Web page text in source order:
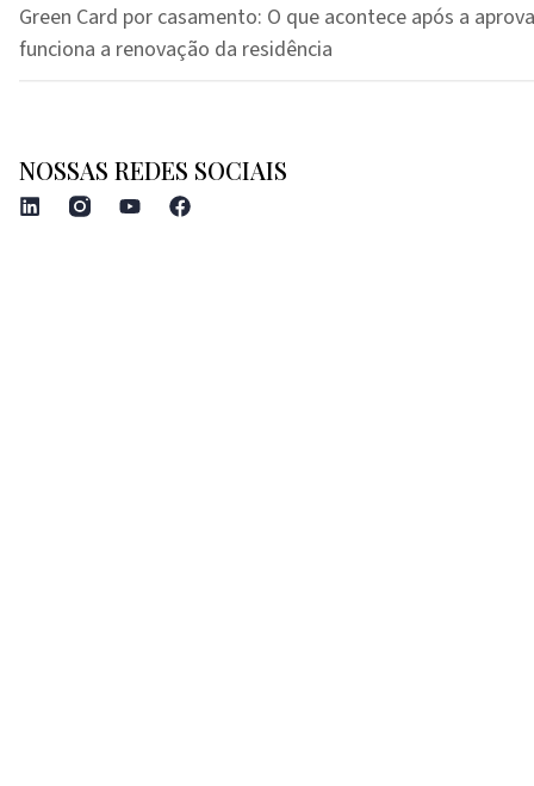
Green Card por casamento: O que acontece após a
funciona a renovação da residência
NOSSAS REDES SOCIAIS